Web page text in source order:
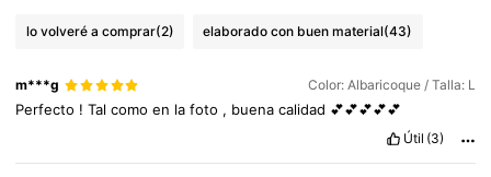
lo volveré a comprar(2) elaborado con buen material(43)
m***g Color: Albaricoque / Talla: L
Perfecto !Talcomoen lafoto , buenacalidad 💕💕💕💕💕
Útil (3)